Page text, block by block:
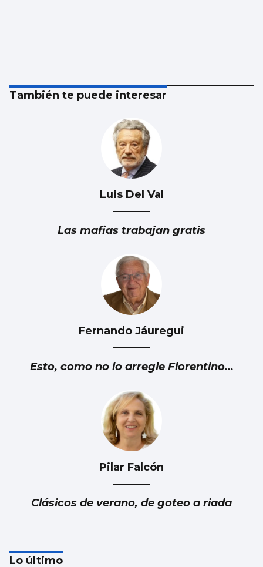
También te puede interesar
Luis Del Val
Las mafias trabajan gratis
Fernando Jáuregui
Esto, como no lo arregle Florentino...
Pilar Falcón
Clásicos de verano, de goteo a riada
Lo último